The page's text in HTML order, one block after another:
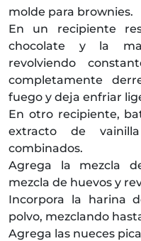
molde para brownies.
En un recipiente
chocolate y la
revolviendo
completamente
fuego y deja enfriar
En otro recipiente,
extracto de
combinados.
Agrega la mezcla
mezcla de huevos y
Incorpora la harina
polvo, mezclando
Agrega las nueces